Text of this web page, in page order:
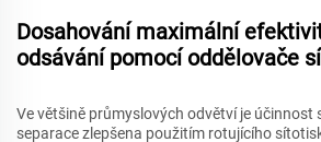
Dosahování maximální
odsávání pomocí oddělovače
Ve většině průmyslových odvětví je účinnost
separace zlepšena použitím rotujícího